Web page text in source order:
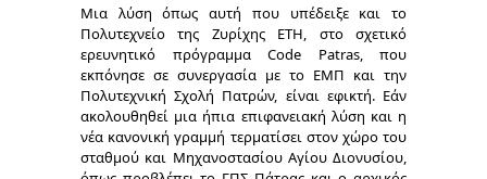
Μια λύση όπως αυτή που υπέδειξε και το
Πολυτεχνείο της Ζυρίχης ΕΤΗ, στο σχετικό
ερευνητικό πρόγραμμα Code Patras, που
εκπόνησε σε συνεργασία με το ΕΜΠ και την
Πολυτεχνική Σχολή Πατρών, είναι εφικτή. Εάν
ακολουθηθεί μια ήπια επιφανειακή λύση και η
νέα κανονική γραμμή τερματίσει στον χώρο του
σταθμού και Μηχανοστασίου Αγίου Διονυσίου,